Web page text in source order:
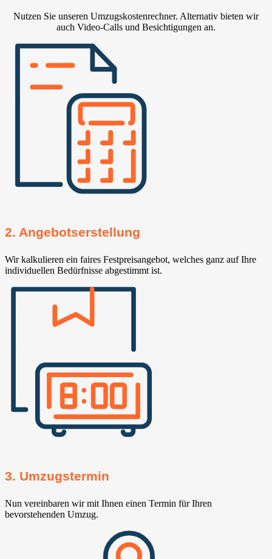
Nutzen Sie unseren Umzugskostenrechner. Alternativ bieten wir
auch Video-Calls und Besichtigungen an.
2. Angebotserstellung
Wir kalkulieren ein faires Festpreisangebot, welches ganz auf Ihre
individuellen Bedürfnisse abgestimmt ist.
3. Umzugstermin
Nun vereinbaren wir mit Ihnen einen Termin für Ihren
bevorstehenden Umzug.